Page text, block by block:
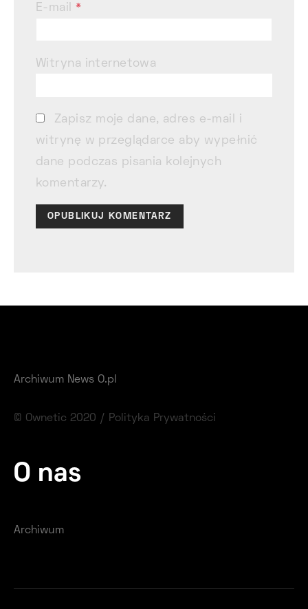
E-mail*
Witryna internetowa
Zapisz moje dane, adres e-mail i
witrynę w przeglądarce aby wypełnić
dane podczas pisania kolejnych
komentarzy.
Archiwum News O.pl
© Ownetic 2020 / Polityka Prywatności
O nas
Archiwum